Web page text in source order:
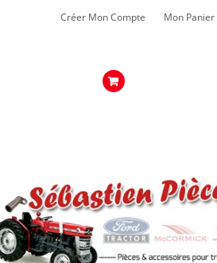
Créer Mon Compte Mon Panier